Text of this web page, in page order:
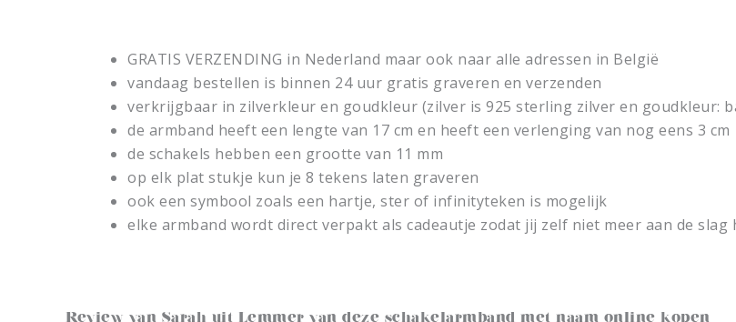
GRATIS VERZENDING in Nederland maar ook naar alle adressen in België
vandaag bestellen is binnen 24 uur gratis graveren en verzenden
verkrijgbaar in zilverkleur en goudkleur (zilver is 925 sterling zilver en goudkleur:
de armband heeft een lengte van 17 cm en heeft een verlenging van nog eens 3 cm
de schakels hebben een grootte van 11 mm
op elk plat stukje kun je 8 tekens laten graveren
ook een symbool zoals een hartje, ster of infinityteken is mogelijk
elke armband wordt direct verpakt als cadeautje zodat jij zelf niet meer aan de
Review van Sarah uit Lemmer van deze schakelarmband met naam online kopen